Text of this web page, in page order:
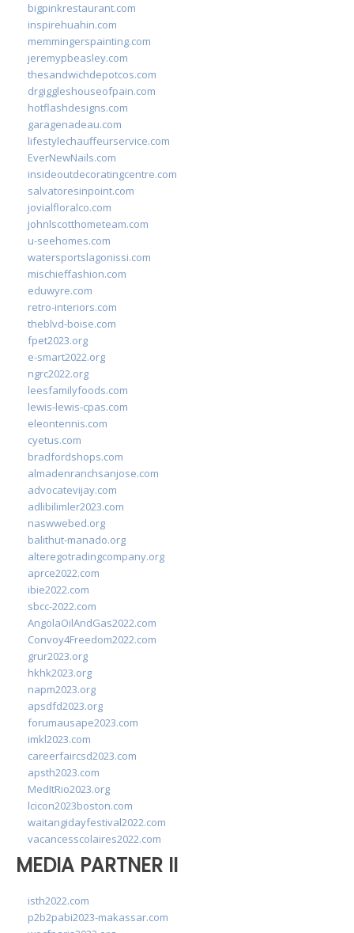
bigpinkrestaurant.com
inspirehuahin.com
memmingerspainting.com
jeremypbeasley.com
thesandwichdepotcos.com
drgiggleshouseofpain.com
hotflashdesigns.com
garagenadeau.com
lifestylechauffeurservice.com
EverNewNails.com
insideoutdecoratingcentre.com
salvatoresinpoint.com
jovialfloralco.com
johnlscotthometeam.com
u-seehomes.com
watersportslagonissi.com
mischieffashion.com
eduwyre.com
retro-interiors.com
theblvd-boise.com
fpet2023.org
e-smart2022.org
ngrc2022.org
leesfamilyfoods.com
lewis-lewis-cpas.com
eleontennis.com
cyetus.com
bradfordshops.com
almadenranchsanjose.com
advocatevijay.com
adlibilimler2023.com
naswwebed.org
balithut-manado.org
alteregotradingcompany.org
aprce2022.com
ibie2022.com
sbcc-2022.com
AngolaOilAndGas2022.com
Convoy4Freedom2022.com
grur2023.org
hkhk2023.org
napm2023.org
apsdfd2023.org
forumausape2023.com
imkl2023.com
careerfaircsd2023.com
apsth2023.com
MedItRio2023.org
lcicon2023boston.com
waitangidayfestival2022.com
vacancesscolaires2022.com
MEDIA PARTNER II
isth2022.com
p2b2pabi2023-makassar.com